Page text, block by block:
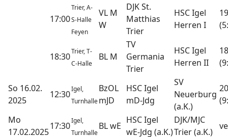
17:00
Trier, A-
S-Halle
Feyen
VL M
W
DJK St.
Matthias
Trier
HSC Igel
Herren I
18:30Trier, T-
C-Halle
BL M
TV
Germania
Trier
HSC Igel
Herren II
So 16.02.
2025
12:30Igel,
Turnhalle
BzOL
mJD
HSC Igel
mD-Jdg
SV
Neuerburg
(a.K.)
Mo
17.02.2025
17:30Igel,
Turnhalle
BL wE
HSC Igel
wE-Jdg (a.K.)
DJK/MJC
Trier (a.K.)